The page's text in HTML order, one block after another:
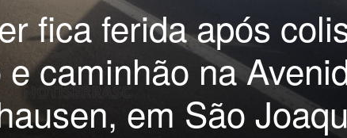
fica ferida após
caminhão na
em São